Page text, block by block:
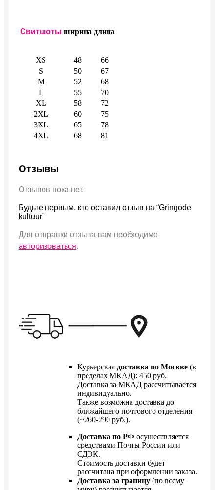
Свитшоты ширина длина
XS 48
66
S
50
67
M
52
68
L
55
70
XL
58
72
2XL
60
75
3XL
65
78
4XL
68 81
Отзывы
Отзывов пока нет.
Будьте первым, кто оставил отзыв на “Gringode
kultuur”
Для отправки отзыва вам необходимо
авторизоваться.
Курьерская доставка по Москве (в
пределах МКАД): 450 руб.
Доставка за МКАД рассчитывается
индивидуально.
Также возможна доставка до
ближайшего почтового отделения
(~260-290 руб.).
Доставка по РФ осуществляется
средствами Почты России или
СДЭК.
Стоимость доставки будет
рассчитана при оформлении заказа.
Доставка за границу (по всему